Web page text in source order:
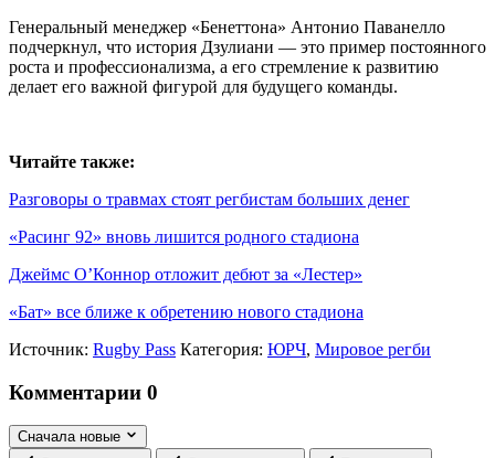
Генеральный менеджер «Бенеттона» Антонио Паванелло
подчеркнул, что история Дзулиани — это пример постоянного
роста и профессионализма, а его стремление к развитию
делает его важной фигурой для будущего команды.
Читайте также:
Разговоры о травмах стоят регбистам больших денег
«Расинг 92» вновь лишится родного стадиона
Джеймс О’Коннор отложит дебют за «Лестер»
«Бат» все ближе к обретению нового стадиона
Источник: Rugby Pass Категория: ЮРЧ, Мировое регби
Комментарии 0
Сначала новые